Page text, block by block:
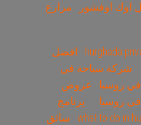
اوك اوفشور
مزارع
hurghada
افضل
شركة سياحة في
روسيا
عروض
روسيا
برنامج
what to do in سائق